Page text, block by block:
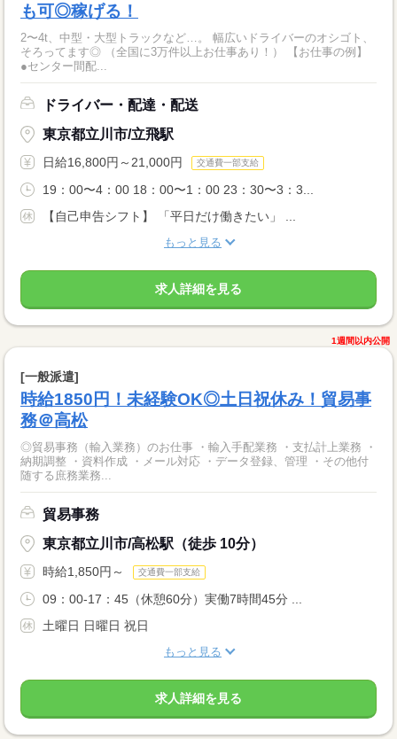
も可◎稼げる！
2〜4t、中型・大型トラックなど…。 幅広いドライバーのオシゴト、
そろってます◎ （全国に3万件以上お仕事あり！） 【お仕事の例】
●センター間配...
ドライバー・配達・配送
東京都立川市/立飛駅
日給16,800円～21,000円 交通費一部支給
19：00〜4：00 18：00〜1：00 23：30〜3：3...
【自己申告シフト】 「平日だけ働きたい」 ...
もっと見る
求人詳細を見る
1週間以内公開
[一般派遣]
時給1850円！未経験OK◎土日祝休み！貿易事
務＠高松
◎貿易事務（輸入業務）のお仕事 ・輸入手配業務 ・支払計上業務 ・
納期調整 ・資料作成 ・メール対応 ・データ登録、管理 ・その他付
随する庶務業務...
貿易事務
東京都立川市/高松駅（徒歩 10分）
時給1,850円～ 交通費一部支給
09：00-17：45（休憩60分）実働7時間45分 ...
土曜日 日曜日 祝日
もっと見る
求人詳細を見る